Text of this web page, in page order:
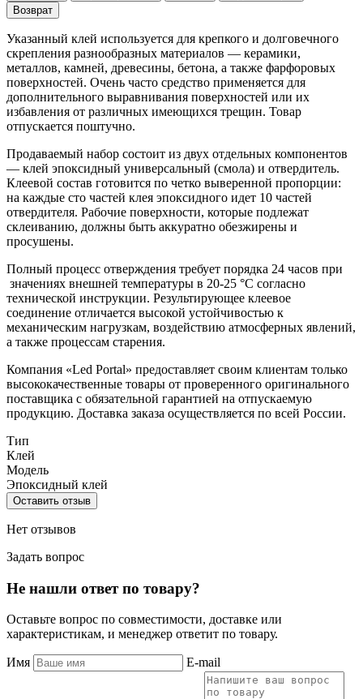
Возврат
Указанный клей используется для крепкого и долговечного
скрепления разнообразных материалов — керамики,
металлов, камней, древесины, бетона, а также фарфоровых
поверхностей. Очень часто средство применяется для
дополнительного выравнивания поверхностей или их
избавления от различных имеющихся трещин. Товар
отпускается поштучно.
Продаваемый набор состоит из двух отдельных компонентов
— клей эпоксидный универсальный (смола) и отвердитель.
Клеевой состав готовится по четко выверенной пропорции:
на каждые сто частей клея эпоксидного идет 10 частей
отвердителя. Рабочие поверхности, которые подлежат
склеиванию, должны быть аккуратно обезжирены и
просушены.
Полный процесс отверждения требует порядка 24 часов при
значениях внешней температуры в 20-25 °С согласно
технической инструкции. Результирующее клеевое
соединение отличается высокой устойчивостью к
механическим нагрузкам, воздействию атмосферных явлений,
а также процессам старения.
Компания «Led Portal» предоставляет своим клиентам только
высококачественные товары от проверенного оригинального
поставщика с обязательной гарантией на отпускаемую
продукцию. Доставка заказа осуществляется по всей России.
Тип
Клей
Модель
Эпоксидный клей
Оставить отзыв
Нет отзывов
Задать вопрос
Не нашли ответ по товару?
Оставьте вопрос по совместимости, доставке или
характеристикам, и менеджер ответит по товару.
Имя E-mail